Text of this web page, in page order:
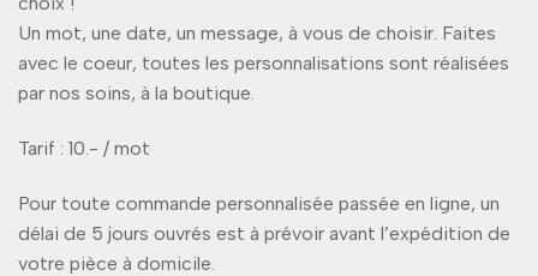
Un mot, une date, un message, à vous de choisir. Faites
avec le coeur, toutes les personnalisations sont réalisées
par nos soins, à la boutique.
Tarif : 10.- / mot
Pour toute commande personnalisée passée en ligne, un
délai de 5 jours ouvrés est à prévoir avant l’expédition de
votre pièce à domicile.